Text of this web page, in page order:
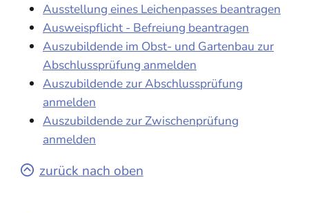
Ausstellung eines Leichenpasses beantragen
Ausweispflicht - Befreiung beantragen
Auszubildende im Obst- und Gartenbau zur
Abschlussprüfung anmelden
Auszubildende zur Abschlussprüfung
anmelden
Auszubildende zur Zwischenprüfung
anmelden
zurück nach oben